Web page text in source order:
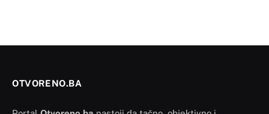
OTVORENO.BA